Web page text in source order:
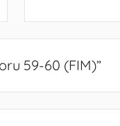
59-60 (FIM)”